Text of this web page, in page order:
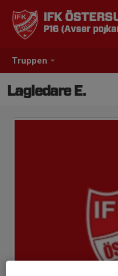
Truppen
IFK
P16 (Avser
Lagledare E.